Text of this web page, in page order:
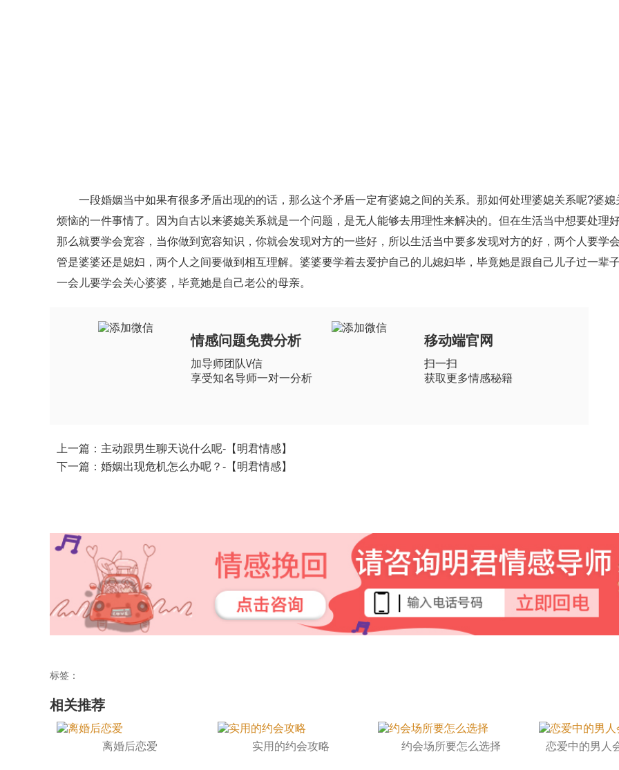
一段婚姻当中如果有很多矛盾出现的的话，那么这个矛盾一定有婆媳之间的关系。那如何处理婆媳关系呢?婆媳
烦恼的一件事情了。因为自古以来婆媳关系就是一个问题，是无人能够去用理性来解决的。但在生活当中想要处理
那么就要学会宽容，当你做到宽容知识，你就会发现对方的一些好，所以生活当中要多发现对方的好，两个人要学
管是婆婆还是媳妇，两个人之间要做到相互理解。婆婆要学着去爱护自己的儿媳妇毕，毕竟她是跟自己儿子过一辈子
一会儿要学会关心婆婆，毕竟她是自己老公的母亲。
情感问题免费分析
加导师团队\/信
享受知名导师一对一分析
移动端官网
扫一扫
获取更多情感秘籍
上一篇：主动跟男生聊天说什么呢-【明君情感】
下一篇：婚姻出现危机怎么办呢？-【明君情感】
标签：
相关推荐
离婚后恋爱 实用的约会攻略 约会场所要怎么选择 恋爱中的男人